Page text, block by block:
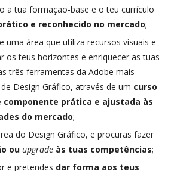
a tua formação-base e o teu currículo
e reconhecido no mercado;
uma área que utiliza recursos visuais e
os teus horizontes e enriquecer as tuas
três ferramentas da Adobe mais
Design Gráfico, através de um curso
prática e ajustada às
do mercado;
do Design Gráfico, e procuras fazer
ou upgrade às tuas competências;
e pretendes dar forma aos teus